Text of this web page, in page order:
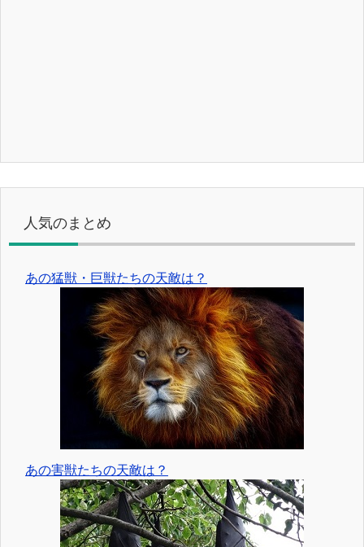
人気のまとめ
あの猛獣・巨獣たちの天敵は？
あの害獣たちの天敵は？